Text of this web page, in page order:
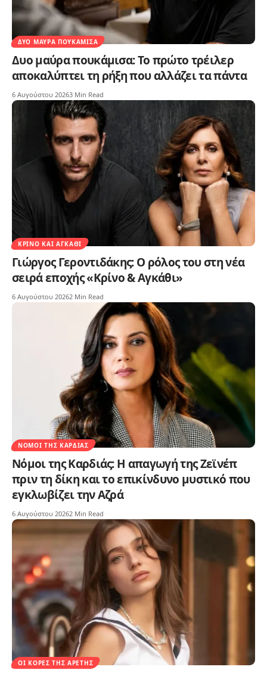
ΔΥΟ ΜΑΎΡΑ ΠΟΥΚΆΜΙΣΑ
Δυο μαύρα πουκάμισα: Το πρώτο τρέιλερ
αποκαλύπτει τη ρήξη που αλλάζει τα πάντα
6 Αυγούστου 20263 Min Read
ΚΡΊΝΟ ΚΑΙ ΑΓΚΆΘΙ
Γιώργος Γεροντιδάκης: Ο ρόλος του στη νέα
σειρά εποχής «Κρίνο & Αγκάθι»
6 Αυγούστου 20262 Min Read
ΝΌΜΟΙ ΤΗΣ ΚΑΡΔΙΆΣ
Νόμοι της Καρδιάς: Η απαγωγή της Ζεϊνέπ
πριν τη δίκη και το επικίνδυνο μυστικό που
εγκλωβίζει την Αζρά
6 Αυγούστου 20262 Min Read
ΟΙ ΚΌΡΕΣ ΤΗΣ ΑΡΕΤΉΣ